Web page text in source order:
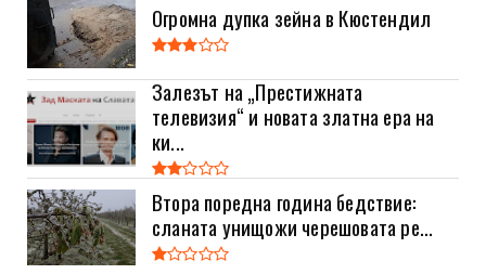
Огромна дупка зейна в Кюстендил
Залезът на „Престижната
телевизия“ и новата златна ера на
ки...
Втора поредна година бедствие:
сланата унищожи черешовата ре...